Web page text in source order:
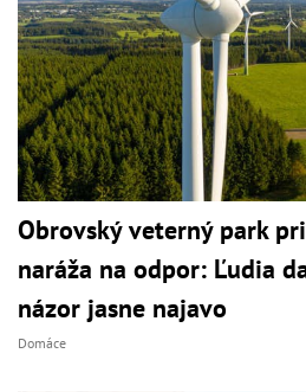
Obrovský veterný park
naráža na odpor: Ľudia
názor jasne najavo
Domáce